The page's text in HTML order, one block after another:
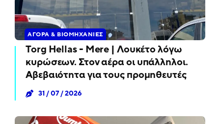
ΑΓΟΡΆ & ΒΙΟΜΗΧΑΝΊΕΣ
Torg Hellas - Mere | Λουκέτο λόγω
κυρώσεων. Στον αέρα οι υπάλληλοι.
Αβεβαιότητα για τους προμηθευτές
31 / 07 / 2026